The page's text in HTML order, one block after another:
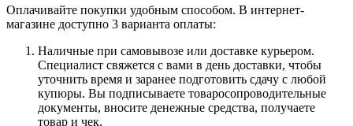
Оплачивайте покупки удобным способом. В интернет-
магазине доступно 3 варианта оплаты:
Наличные при самовывозе или доставке курьером.
Специалист свяжется с вами в день доставки, чтобы
уточнить время и заранее подготовить сдачу с любой
купюры. Вы подписываете товаросопроводительные
документы, вносите денежные средства, получаете
товар и чек.